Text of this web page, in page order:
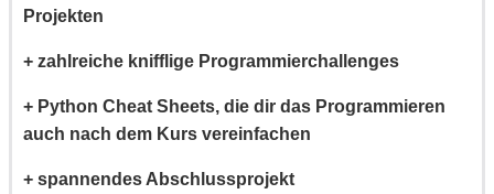
Projekten
+ zahlreiche knifflige Programmierchallenges
+ Python Cheat Sheets, die dir das Programmieren
auch nach dem Kurs vereinfachen
+ spannendes Abschlussprojekt